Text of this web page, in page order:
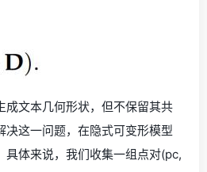
成文本几何形状，但不保留其共
决这一问题，在隐式可变形模型
具体来说，我们收集一组点对(pc,